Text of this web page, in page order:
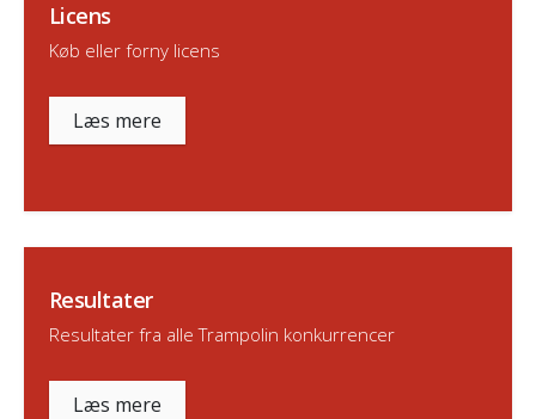
Licens
Køb eller forny licens
Læs mere
Resultater
Resultater fra alle Trampolin konkurrencer
Læs mere